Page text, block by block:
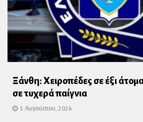
Ξάνθη: Χειροπέδες σε έξι
σε τυχερά παίγνια
5 Αυγούστου, 2026